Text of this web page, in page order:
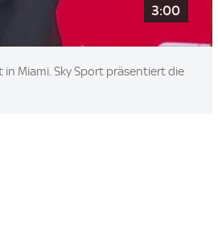
3:00
Miami. Sky Sport präsentiert die